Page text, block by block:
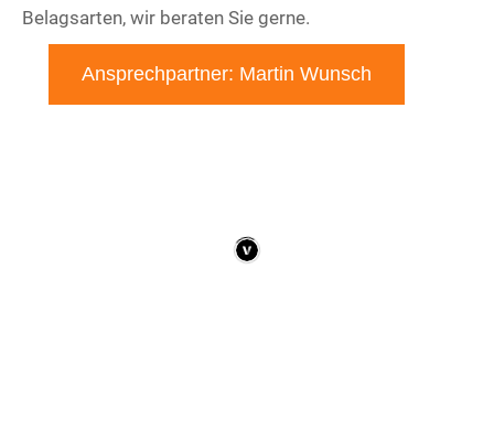
Belagsarten, wir beraten Sie gerne.
Ansprechpartner: Martin Wunsch